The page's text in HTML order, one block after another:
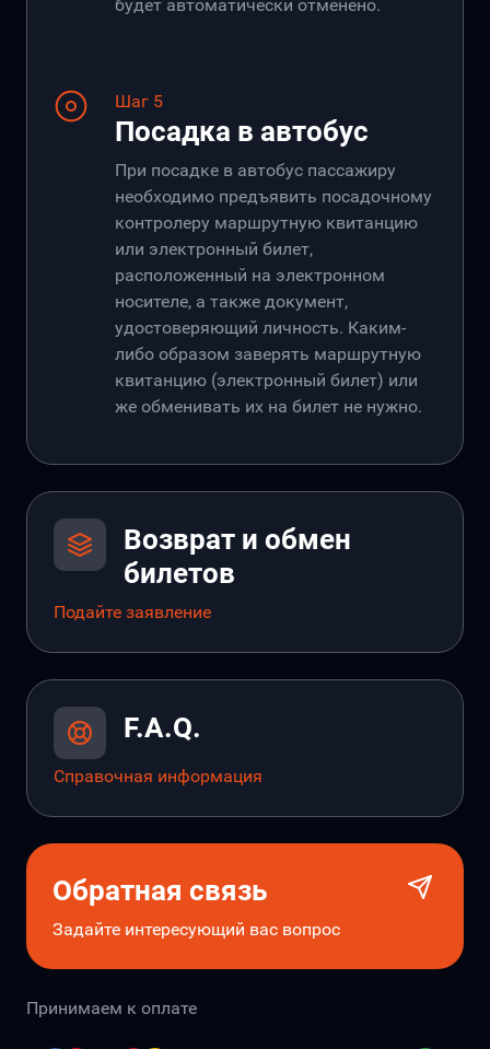
будет автоматически отменено.
Шаг 5
Посадка в автобус
При посадке в автобус пассажиру
необходимо предъявить посадочному
контролеру маршрутную квитанцию
или электронный билет,
расположенный на электронном
носителе, а также документ,
удостоверяющий личность. Каким-
либо образом заверять маршрутную
квитанцию (электронный билет) или
же обменивать их на билет не нужно.
Возврат и обмен
билетов
Подайте заявление
F.A.Q.
Справочная информация
Обратная связь
Задайте интересующий вас вопрос
Принимаем к оплате